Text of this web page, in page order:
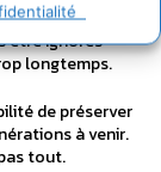
les enjeux
être ignorés
longtemps.
de préserver
à venir.
tout.